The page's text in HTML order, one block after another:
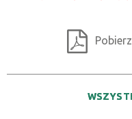
Promowane